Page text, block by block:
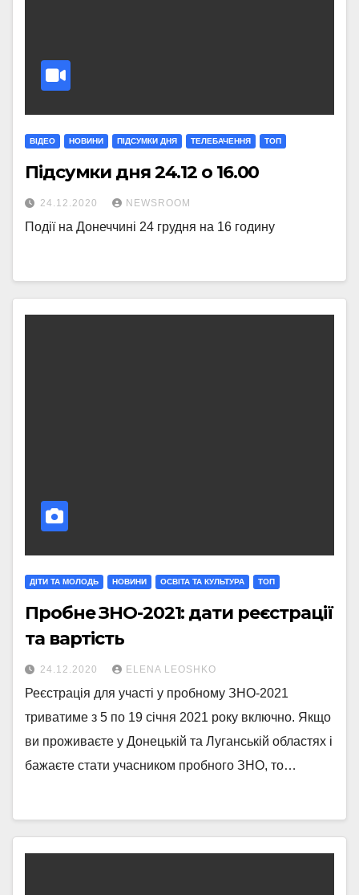
ВІДЕО НОВИНИ ПІДСУМКИ ДНЯ ТЕЛЕБАЧЕННЯ ТОП
Підсумки дня 24.12 о 16.00
24.12.2020 NEWSROOM
Події на Донеччині 24 грудня на 16 годину
ДІТИ ТА МОЛОДЬ НОВИНИ ОСВІТА ТА КУЛЬТУРА ТОП
Пробне ЗНО-2021: дати реєстрації
та вартість
24.12.2020 ELENA LEOSHKO
Реєстрація для участі у пробному ЗНО-2021
триватиме з 5 по 19 січня 2021 року включно. Якщо
ви проживаєте у Донецькій та Луганській областях і
бажаєте стати учасником пробного ЗНО, то…